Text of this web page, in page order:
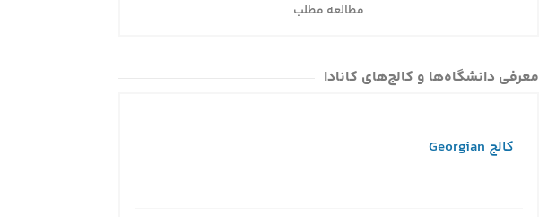
مطالعه مطلب
معرفی دانشگاه‌ها و کالج‌های کانادا
کالج Georgian